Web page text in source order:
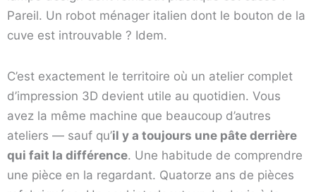
Pareil. Un robot ménager italien dont le bouton de la
cuve est introuvable ? Idem.
C’est exactement le territoire où un atelier complet
d’impression 3D devient utile au quotidien. Vous
avez la même machine que beaucoup d’autres
ateliers — sauf qu’il y a toujours une pâte derrière
qui fait la différence. Une habitude de comprendre
une pièce en la regardant. Quatorze ans de pièces